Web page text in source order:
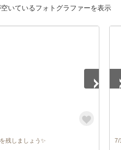
いているフォトグラファーを表示
残しましょう✨ 7/